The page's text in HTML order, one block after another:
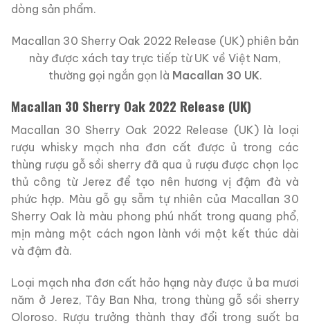
dòng sản phẩm.
Macallan 30 Sherry Oak 2022 Release (UK) phiên bản
này được xách tay trực tiếp từ UK về Việt Nam,
thường gọi ngắn gọn là Macallan 30 UK.
Macallan 30 Sherry Oak 2022 Release (UK)
Macallan 30 Sherry Oak 2022 Release (UK) là loại
rượu whisky mạch nha đơn cất được ủ trong các
thùng rượu gỗ sồi sherry đã qua ủ rượu được chọn lọc
thủ công từ Jerez để tạo nên hương vị đậm đà và
phức hợp. Màu gỗ gụ sẫm tự nhiên của Macallan 30
Sherry Oak là màu phong phú nhất trong quang phổ,
mịn màng một cách ngon lành với một kết thúc dài
và đậm đà.
Loại mạch nha đơn cất hảo hạng này được ủ ba mươi
năm ở Jerez, Tây Ban Nha, trong thùng gỗ sồi sherry
Oloroso. Rượu trưởng thành thay đổi trong suốt ba